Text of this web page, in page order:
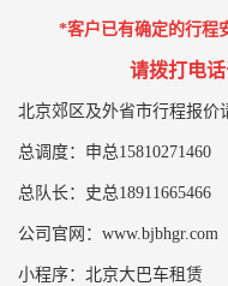
*客户已有确定的行程
请拨打电话
北京郊区及外省市行程报价
总调度：申总15810271460
总队长：史总18911665466
公司官网：www.bjbhgr.com
小程序：北京大巴车租赁